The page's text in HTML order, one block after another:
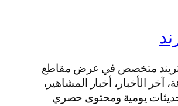
متخصص في عرض مقاطع
آخر الأخبار، أخبار المشاهير،
يومية ومحتوى حصري